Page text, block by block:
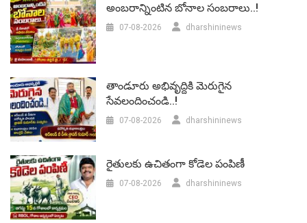
అంబరాన్నింటిన బోనాల సంబరాలు..!
07-08-2026 dharshininews
తాండూరు అభివృద్దికి మెరుగైన
సేవలందించండి..!
07-08-2026 dharshininews
రైతులకు ఉచితంగా కోడెల పంపిణీ
07-08-2026 dharshininews